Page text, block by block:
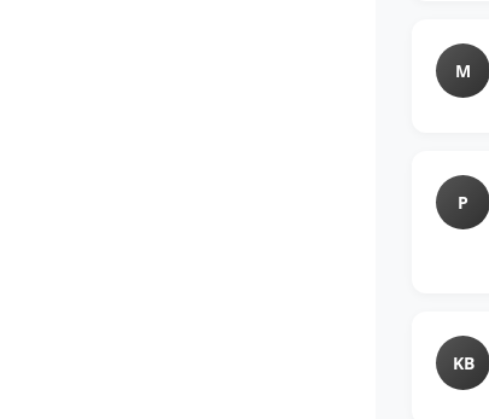
M
P
KB